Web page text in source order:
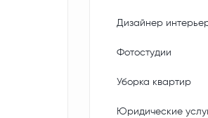
Дизайнер
Фотостудии
Уборка квартир
Юридические